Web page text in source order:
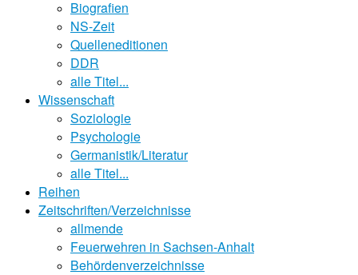
Biografien
NS-Zeit
Quelleneditionen
DDR
alle Titel...
Wissenschaft
Soziologie
Psychologie
Germanistik/Literatur
alle Titel...
Reihen
Zeitschriften/Verzeichnisse
allmende
Feuerwehren in Sachsen-Anhalt
Behördenverzeichnisse